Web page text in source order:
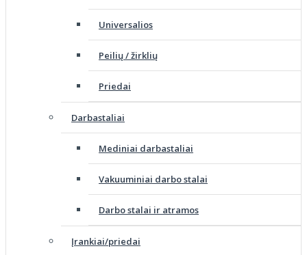
Universalios
Peilių / žirklių
Priedai
Darbastaliai
Mediniai darbastaliai
Vakuuminiai darbo stalai
Darbo stalai ir atramos
Įrankiai/priedai